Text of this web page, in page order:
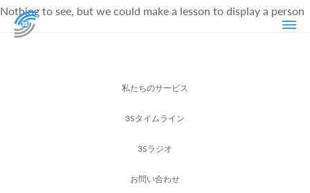
Nothing to see, but we could make a lesson to display a person
私たちのサービス
3Sタイムライン
3Sラジオ
お問い合わせ